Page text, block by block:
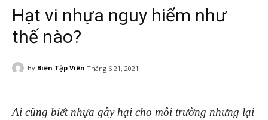
Hạt vi nhựa nguy hiểm như
thế nào?
By Biên Tập Viên Tháng 6 21, 2021
Ai cũng biết nhựa gây hại cho môi trường nhưng lại